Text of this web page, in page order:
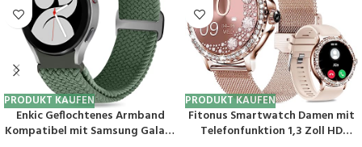
PRODUKT KAUFEN
Enkic Geflochtenes Armband
Kompatibel mit Samsung Galaxy
PRODUKT KAUFEN
Fitonus Smartwatch Damen mit
Telefonfunktion 1,3 Zoll HD